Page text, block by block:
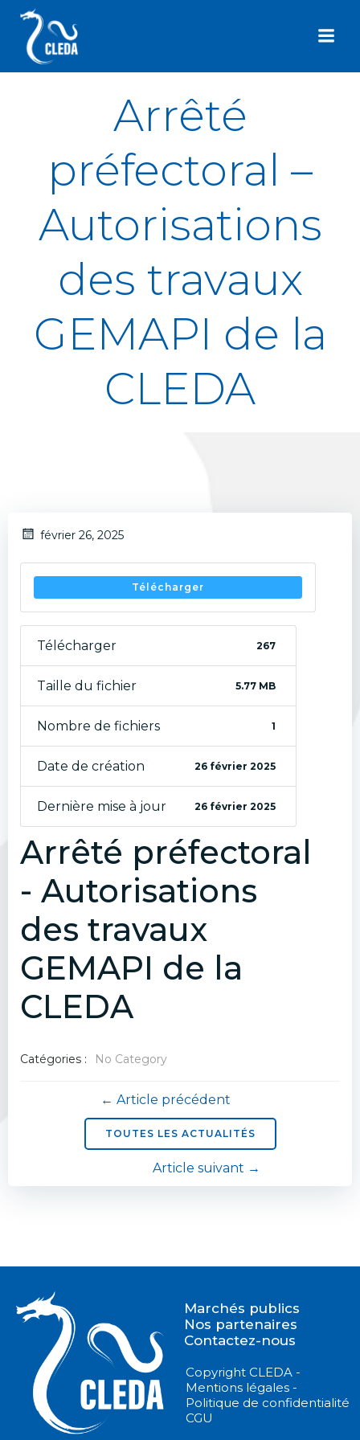
Arrêté
préfectoral –
Autorisations
des travaux
GEMAPI de la
CLEDA
février 26, 2025
Télécharger
Télécharger 267
Taille du fichier 5.77 MB
Nombre de fichiers 1
Date de création 26 février 2025
Dernière mise à jour 26 février 2025
Arrêté préfectoral
- Autorisations
des travaux
GEMAPI de la
CLEDA
Catégories : No Category
Navigation
de
l’article
← Article précédent
TOUTES LES ACTUALITÉS
Navigation
Article suivant →
Marchés publics
Nos partenaires
Contactez-nous
Copyright CLEDA -
Mentions légales -
Politique de confidentialité
CGU